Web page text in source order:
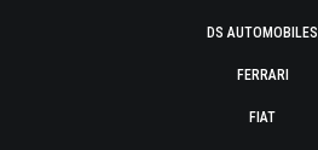
DS AUTOMOBILES
FERRARI
FIAT